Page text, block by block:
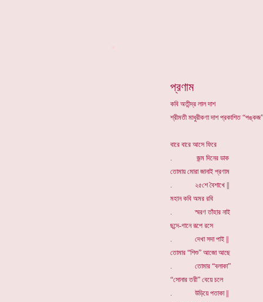
প্রণাম
কবি অতীন্দ্র লাল দাশ
শ্রীমতী মাধুরীকণা দাশ প্রকাশিত
বারে বারে আসে ফিরে
. জন্ম দিনের ডাক
তোমায় মোরা জানাই প্রণাম
. ২৫শে বৈশাখে ||
মহান কবি অমর রবি
. স্মরণ তাঁহার নাই
ছন্দে-গানে রূপে রসে
. দেখা সদা পাই ||
তোমার “শিশু” আজো আছে
. তোমার “বলাকা”
“সোনার তরী” বেয়ে চলে
. উড়িয়ে পতাকা ||